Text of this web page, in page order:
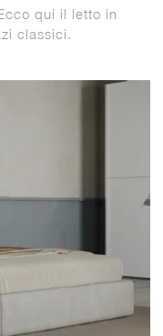
qui il letto in
classici.